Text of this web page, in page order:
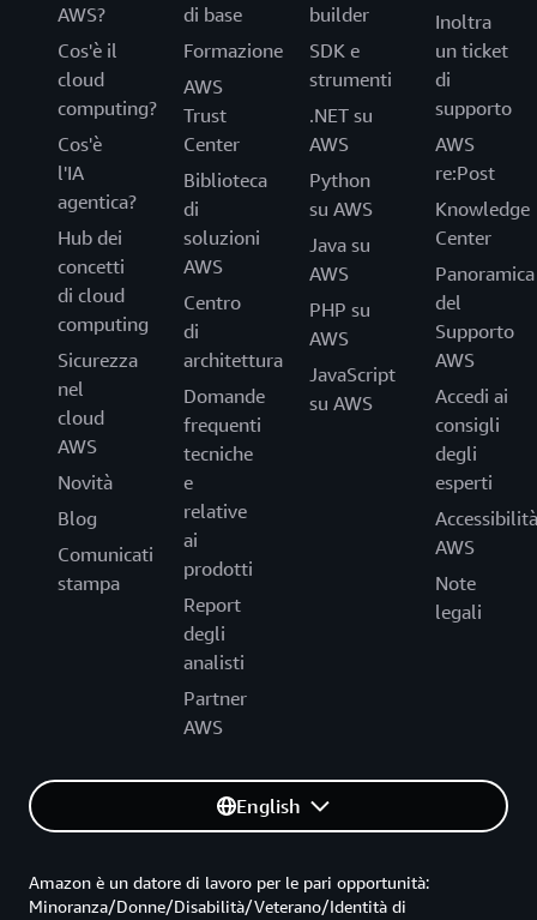
AWS?
Cos'è il
cloud
computing?
Cos'è
l'IA
agentica?
Hub dei
concetti
di cloud
computing
Sicurezza
nel
cloud
AWS
Novità
Blog
Comunicati
stampa
di base
Formazione
AWS
Trust
Center
Biblioteca
di
soluzioni
AWS
Centro
di
architettura
Domande
frequenti
tecniche
e
relative
ai
prodotti
Report
degli
analisti
Partner
AWS
builder
SDK e
strumenti
.NET su
AWS
Python
su AWS
Java su
AWS
PHP su
AWS
JavaScript
su AWS
Inoltra
un ticket
di
supporto
AWS
re:Post
Knowledge
Center
Panoramica
del
Supporto
AWS
Accedi ai
consigli
degli
esperti
Accessibilità
AWS
Note
legali
English
Amazon è un datore di lavoro per le pari opportunità:
Minoranza/Donne/Disabilità/Veterano/Identità di